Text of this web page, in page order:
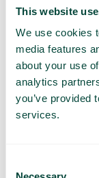
This website
We use cookies
media features
about your use
analytics
you’ve provided
services.